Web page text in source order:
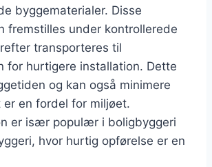
byggematerialer. Disse
fremstilles under kontrollerede
transporteres til
for hurtigere installation. Dette
og kan også minimere
en fordel for miljøet.
er især populær i boligbyggeri
hvor hurtig opførelse er en